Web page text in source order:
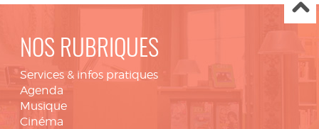
NOS RUBRIQUES
Services & infos pratiques
Agenda
Musique
Cinéma